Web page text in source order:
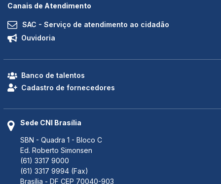
Canais de Atendimento
SAC - Serviço de atendimento ao cidadão
Ouvidoria
Banco de talentos
Cadastro de fornecedores
Sede CNI Brasília
SBN - Quadra 1 - Bloco C
Ed. Roberto Simonsen
(61) 3317 9000
(61) 3317 9994 (Fax)
Brasília - DF CEP 70040-903